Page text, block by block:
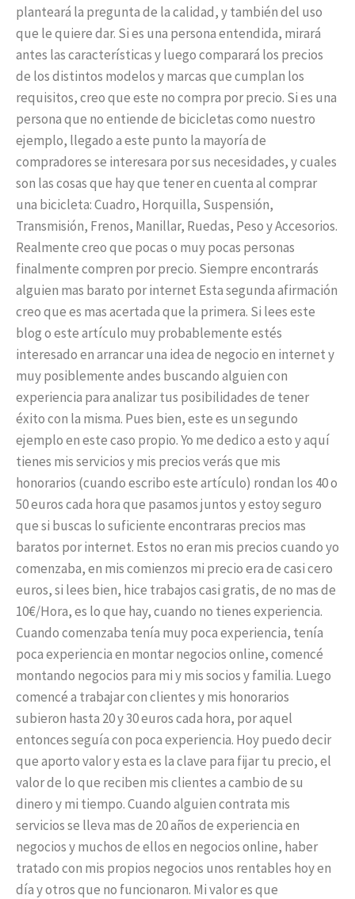
planteará la pregunta de la calidad, y también del uso
que le quiere dar. Si es una persona entendida, mirará
antes las características y luego comparará los precios
de los distintos modelos y marcas que cumplan los
requisitos, creo que este no compra por precio. Si es una
persona que no entiende de bicicletas como nuestro
ejemplo, llegado a este punto la mayoría de
compradores se interesara por sus necesidades, y cuales
son las cosas que hay que tener en cuenta al comprar
una bicicleta: Cuadro, Horquilla, Suspensión,
Transmisión, Frenos, Manillar, Ruedas, Peso y Accesorios.
Realmente creo que pocas o muy pocas personas
finalmente compren por precio. Siempre encontrarás
alguien mas barato por internet Esta segunda afirmación
creo que es mas acertada que la primera. Si lees este
blog o este artículo muy probablemente estés
interesado en arrancar una idea de negocio en internet y
muy posiblemente andes buscando alguien con
experiencia para analizar tus posibilidades de tener
éxito con la misma. Pues bien, este es un segundo
ejemplo en este caso propio. Yo me dedico a esto y aquí
tienes mis servicios y mis precios verás que mis
honorarios (cuando escribo este artículo) rondan los 40 o
50 euros cada hora que pasamos juntos y estoy seguro
que si buscas lo suficiente encontraras precios mas
baratos por internet. Estos no eran mis precios cuando yo
comenzaba, en mis comienzos mi precio era de casi cero
euros, si lees bien, hice trabajos casi gratis, de no mas de
10€/Hora, es lo que hay, cuando no tienes experiencia.
Cuando comenzaba tenía muy poca experiencia, tenía
poca experiencia en montar negocios online, comencé
montando negocios para mi y mis socios y familia. Luego
comencé a trabajar con clientes y mis honorarios
subieron hasta 20 y 30 euros cada hora, por aquel
entonces seguía con poca experiencia. Hoy puedo decir
que aporto valor y esta es la clave para fijar tu precio, el
valor de lo que reciben mis clientes a cambio de su
dinero y mi tiempo. Cuando alguien contrata mis
servicios se lleva mas de 20 años de experiencia en
negocios y muchos de ellos en negocios online, haber
tratado con mis propios negocios unos rentables hoy en
día y otros que no funcionaron. Mi valor es que